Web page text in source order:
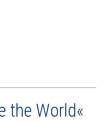
the World«